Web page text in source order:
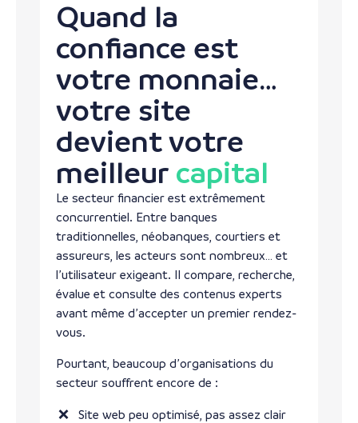
Quand la
confiance est
votre monnaie…
votre site
devient votre
meilleur capital
Le secteur financier est extrêmement
concurrentiel. Entre banques
traditionnelles, néobanques, courtiers et
assureurs, les acteurs sont nombreux… et
l’utilisateur exigeant. Il compare, recherche,
évalue et consulte des contenus experts
avant même d’accepter un premier rendez-
vous.
Pourtant, beaucoup d’organisations du
secteur souffrent encore de :
Site web peu optimisé, pas assez clair